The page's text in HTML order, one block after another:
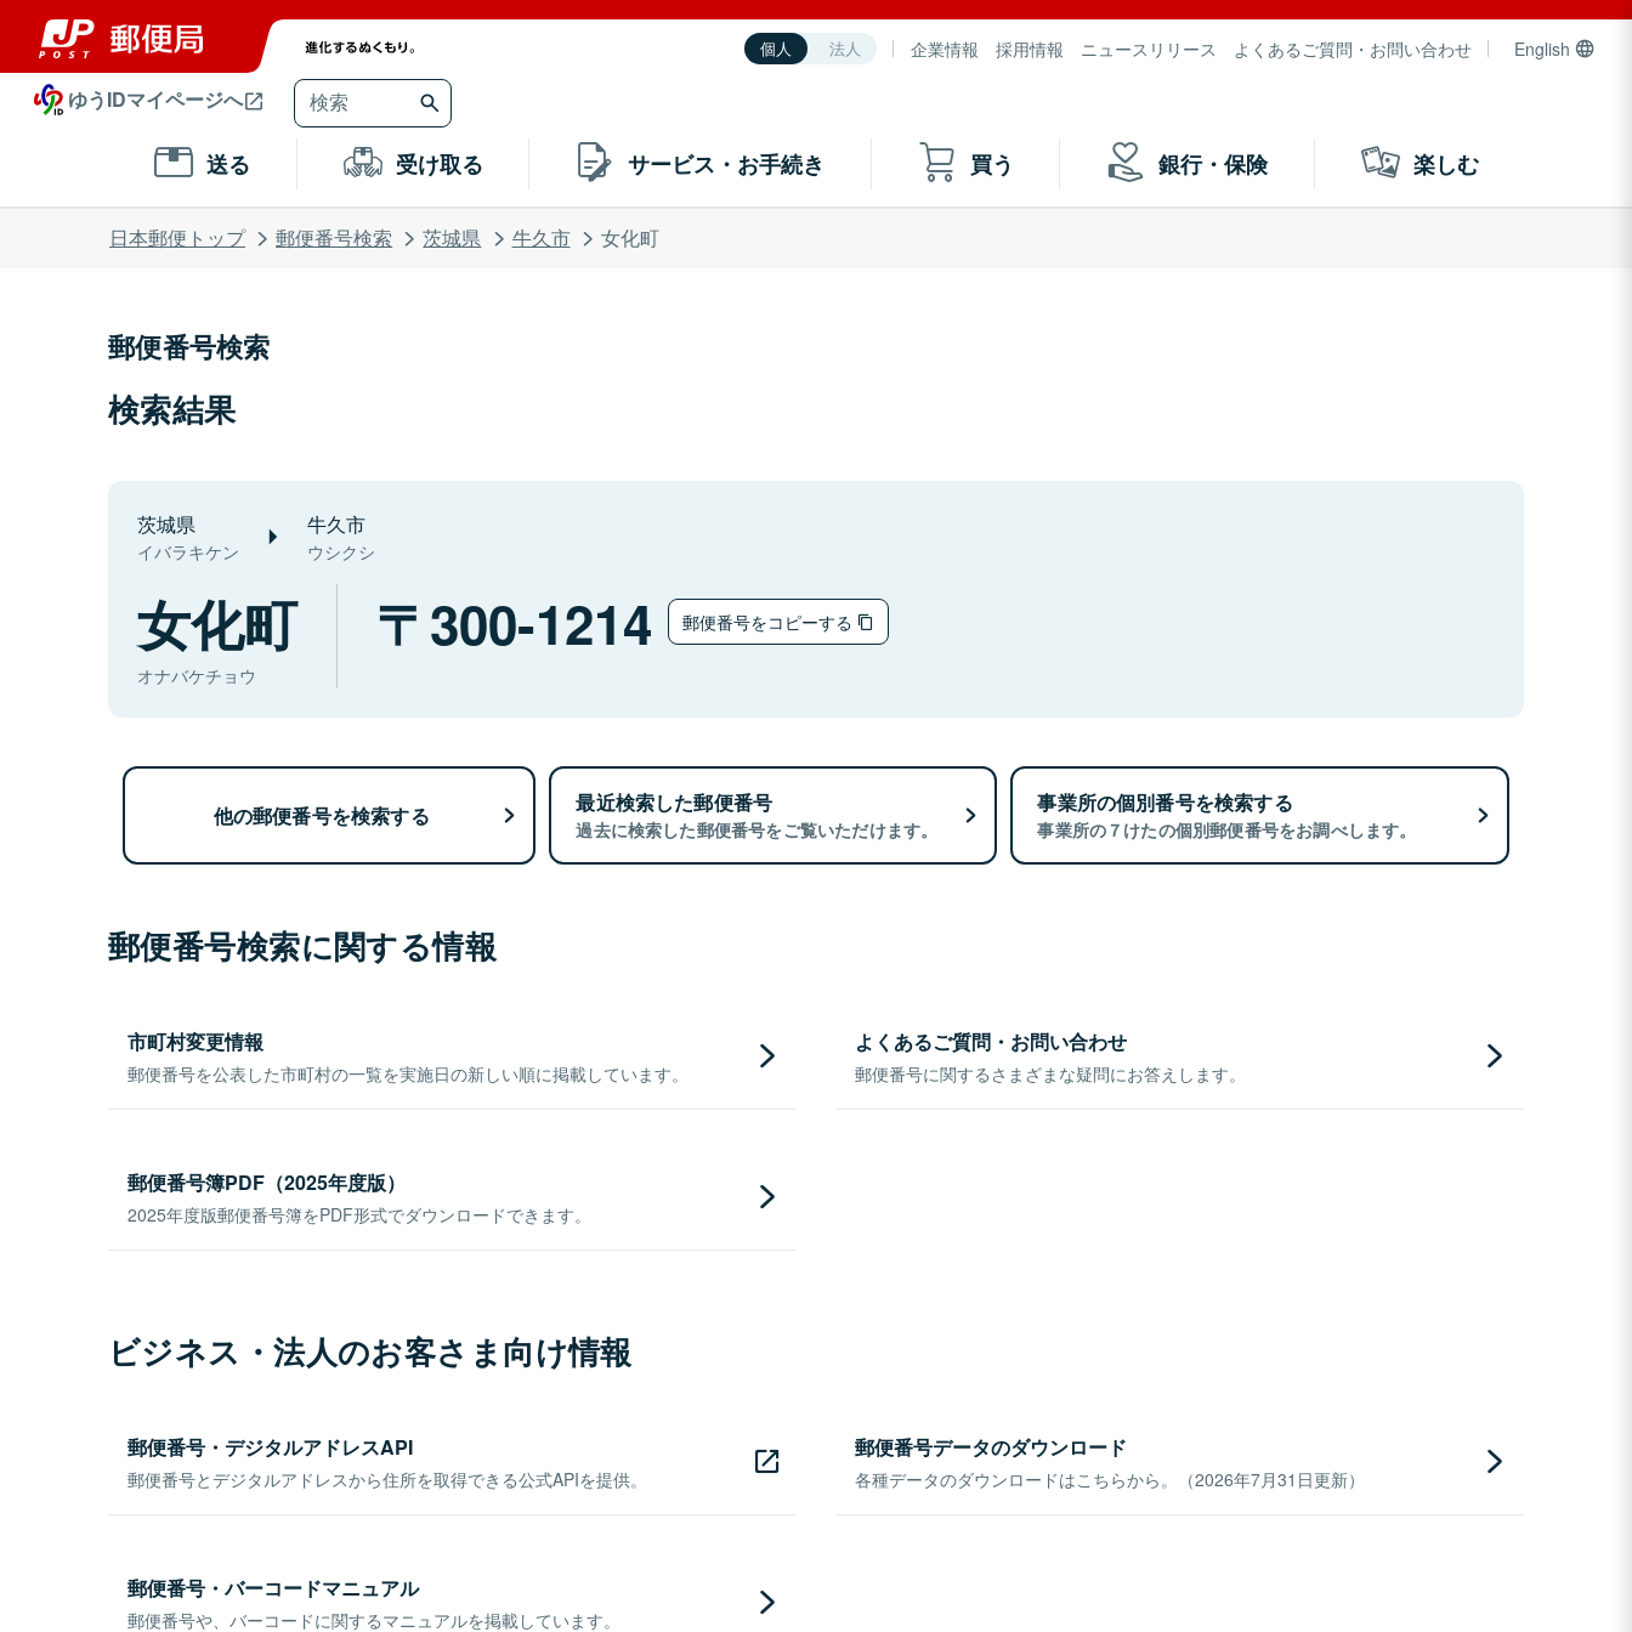
個人 法人 企業情報 採用情報 ニュースリリース よくあるご質問・お問い合わせ English
ゆうIDマイページへ
送る 受け取る サービス・お手続き 買う 銀行・保険 楽しむ
日本郵便トップ 郵便番号検索 茨城県 牛久市 女化町
郵便番号検索
検索結果
茨城県
イバラキケン
牛久市
ウシクシ
女化町
オナバケチョウ
300-1214 郵便番号をコピーする
他の郵便番号を検索する 最近検索した郵便番号
過去に検索した郵便番号をご覧いただけます。
事業所の個別番号を検索する
事業所の７けたの個別郵便番号をお調べします。
郵便番号検索に関する情報
市町村変更情報
郵便番号を公表した市町村の一覧を実施日の新しい順に掲載しています。
よくあるご質問・お問い合わせ
郵便番号に関するさまざまな疑問にお答えします。
郵便番号簿PDF（2025年度版）
2025年度版郵便番号簿をPDF形式でダウンロードできます。
ビジネス・法人のお客さま向け情報
郵便番号・デジタルアドレスAPI
郵便番号とデジタルアドレスから住所を取得できる公式APIを提供。
郵便番号データのダウンロード
各種データのダウンロードはこちらから。（2026年7月31日更新）
郵便番号・バーコードマニュアル
郵便番号や、バーコードに関するマニュアルを掲載しています。